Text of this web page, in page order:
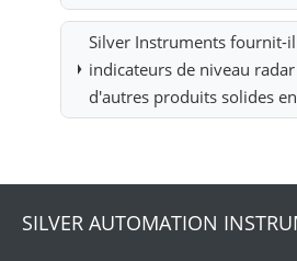
Silver Instruments fournit-
indicateurs de niveau
d'autres produits solides
SILVER AUTOMATION